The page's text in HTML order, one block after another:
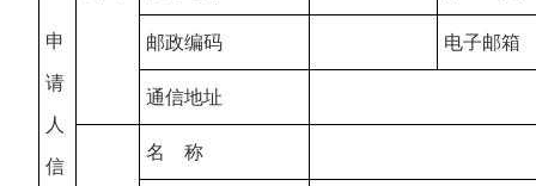
申
请
人
信
邮政编码 电子邮箱
通信地址
名 称